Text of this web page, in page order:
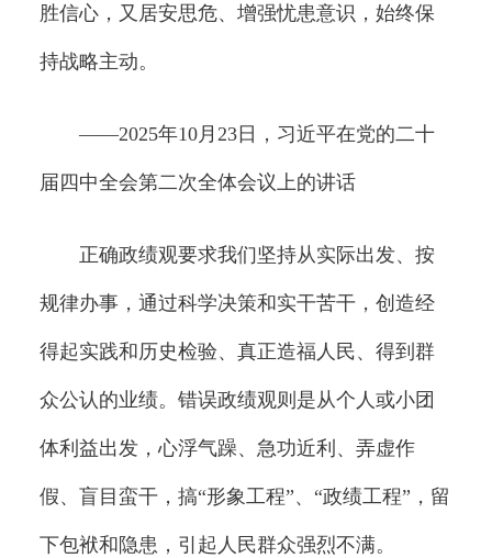
胜信心，又居安思危、增强忧患意识，始终保
持战略主动。
——2025年10月23日，习近平在党的二十
届四中全会第二次全体会议上的讲话
正确政绩观要求我们坚持从实际出发、按
规律办事，通过科学决策和实干苦干，创造经
得起实践和历史检验、真正造福人民、得到群
众公认的业绩。错误政绩观则是从个人或小团
体利益出发，心浮气躁、急功近利、弄虚作
假、盲目蛮干，搞“形象工程”、“政绩工程”，留
下包袱和隐患，引起人民群众强烈不满。